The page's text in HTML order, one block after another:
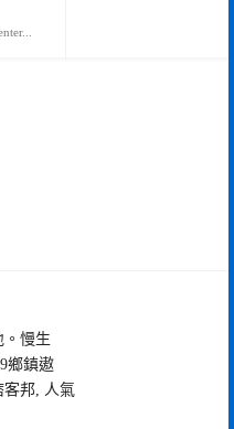
。慢生
鄉鎮遨
客邦, 人氣